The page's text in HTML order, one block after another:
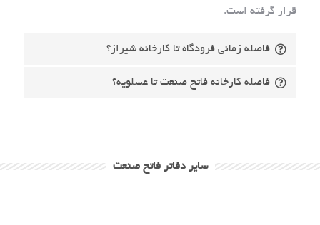
قرار گرفته است.
فاصله زمانی فرودگاه تا کارخانه شیراز؟
فاصله کارخانه فاتح صنعت تا عسلویه؟
سایر دفاتر فاتح صنعت